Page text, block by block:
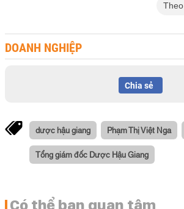
Theo
DOANH NGHIỆP
Chia sẻ
dược hậu giang Phạm Thị Việt Nga
Tổng giám đốc Dược Hậu Giang
Có thể bạn quan tâm